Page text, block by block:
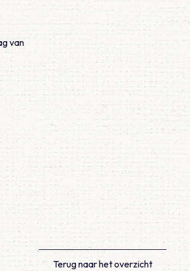
van
Terug naar het overzicht